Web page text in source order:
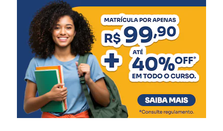
envolveram bastante,
especialmente por se tratar
da praça que tem um avião.
Algumas crianças já
conheciam o local, os pais
mandaram fotos e muitos
participaram efetivamente